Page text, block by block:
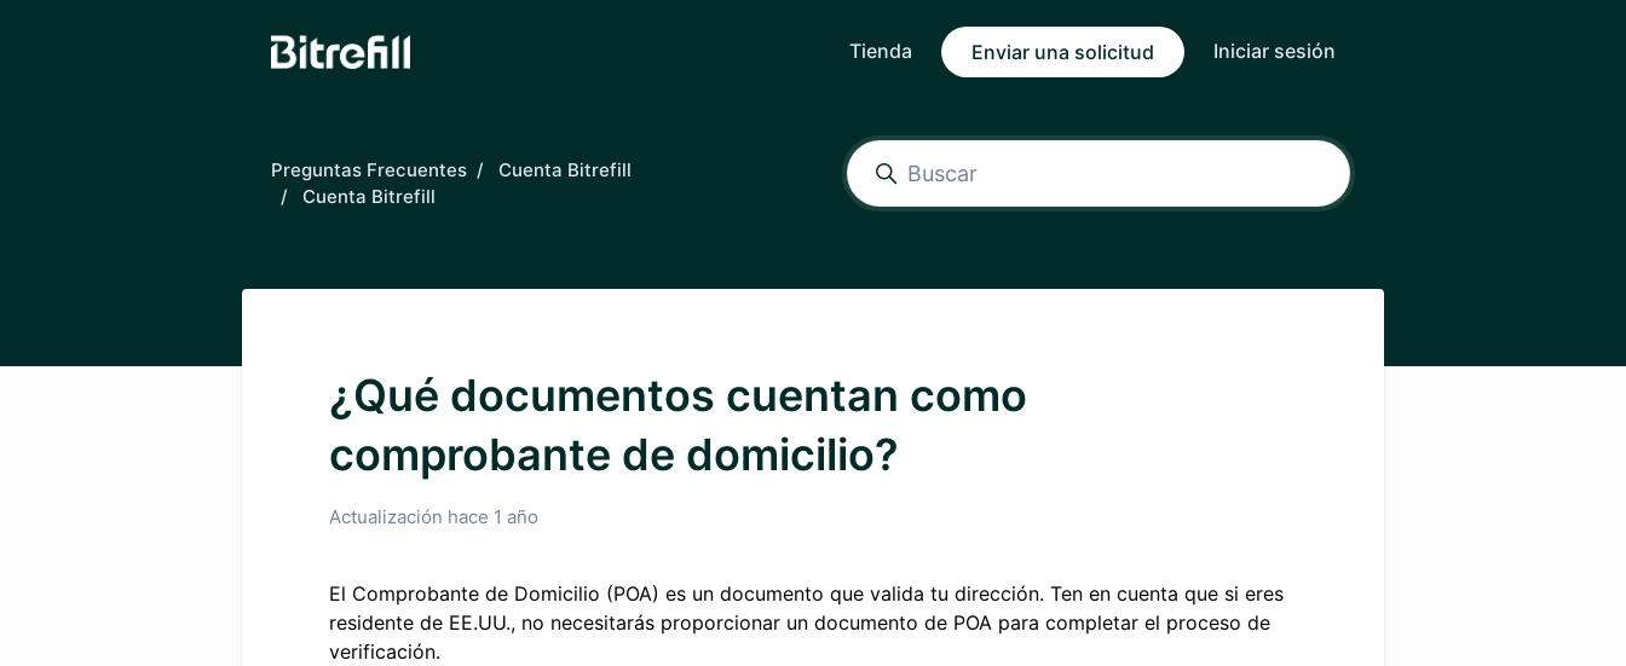
Tienda
Enviar una solicitud Iniciar sesión
Preguntas Frecuentes
Cuenta Bitrefill
Cuenta Bitrefill
¿Qué documentos cuentan como
comprobante de domicilio?
Actualización hace 1 año
El Comprobante de Domicilio (POA) es un documento que valida tu dirección. Ten en cuenta que si eres
residente de EE.UU., no necesitarás proporcionar un documento de POA para completar el proceso de
verificación.